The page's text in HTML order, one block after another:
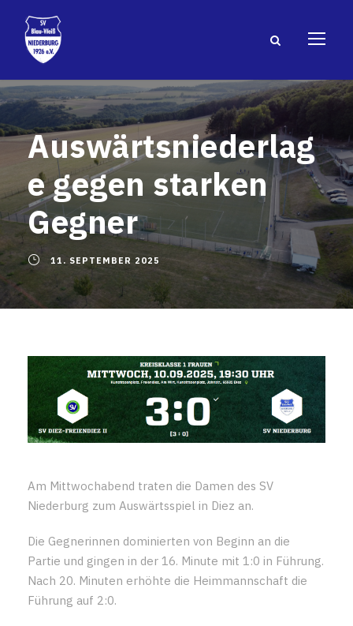
Auswärtsniederlag
e gegen starken
Gegner
11. SEPTEMBER 2025
Am Mittwochabend traten die Damen des SV
Niederburg zum Auswärtsspiel in Diez an.
Die Gegnerinnen dominierten von Beginn an die
Partie und gingen in der 16. Minute mit 1:0 in Führung.
Nach 20. Minuten erhöhte die Heimmannschaft die
Führung auf 2:0.